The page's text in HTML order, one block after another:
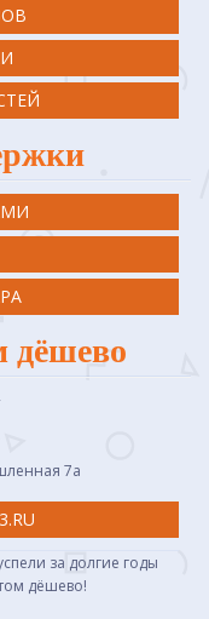
дёшево
7a
за долгие годы
дёшево!